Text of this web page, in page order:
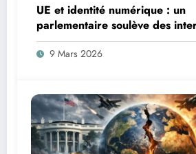
UE et identité numérique : un
parlementaire soulève des
juridiques
9 Mars 2026